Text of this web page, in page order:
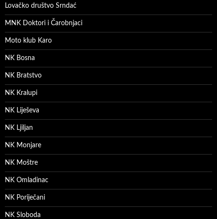
Lovačko društvo Srndać
MNK Doktori i Čarobnjaci
Moto klub Karo
NK Bosna
NK Bratstvo
NK Kralupi
NK Liješeva
NK Ljiljan
NK Monjare
NK Moštre
NK Omladinac
NK Poriječani
NK Sloboda